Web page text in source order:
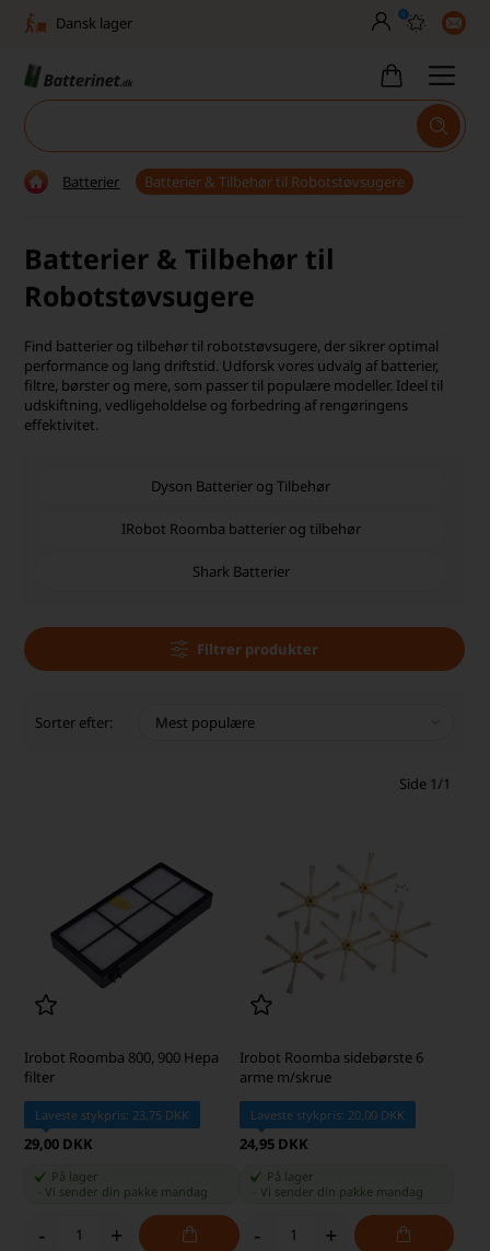
Dansk lager
Høj kundetilfredshed
Fri fragt over 499,-
Dansk lager
30 dages returret
Tlf. er lukket uge 27-32
0
Batterier Batterier & Tilbehør til Robotstøvsugere
Batterier & Tilbehør til
Robotstøvsugere
Find batterier og tilbehør til robotstøvsugere, der sikrer optimal
performance og lang driftstid. Udforsk vores udvalg af batterier,
filtre, børster og mere, som passer til populære modeller. Ideel til
udskiftning, vedligeholdelse og forbedring af rengøringens
effektivitet.
Dyson Batterier og Tilbehør
IRobot Roomba batterier og tilbehør
Shark Batterier
Filtrer produkter
Sorter efter:
Side 1/1
Irobot Roomba 800, 900 Hepa
filter
Laveste stykpris: 23,75 DKK
29,00 DKK
På lager
-Vi sender din pakke mandag
- +
Irobot Roomba sidebørste 6
arme m/skrue
Laveste stykpris: 20,00 DKK
24,95 DKK
På lager
Vi sender din pakke mandag
- +